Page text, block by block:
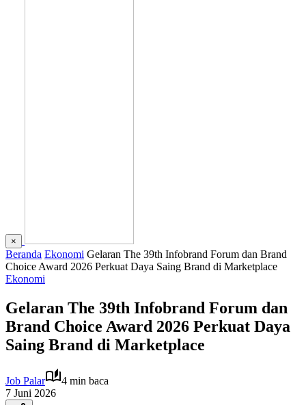
×
Beranda Ekonomi Gelaran The 39th Infobrand Forum dan Brand
Choice Award 2026 Perkuat Daya Saing Brand di Marketplace
Ekonomi
Gelaran The 39th Infobrand Forum dan
Brand Choice Award 2026 Perkuat Daya
Saing Brand di Marketplace
Job Palar
4 min baca
7 Juni 2026